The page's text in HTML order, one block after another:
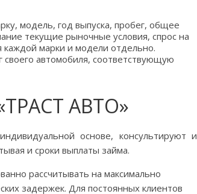
модель, год выпуска, пробег, общее
текущие рыночные условия, спрос на
каждой марки и модели отдельно.
автомобиля, соответствующую
АВТО»
основе, консультируют и
и сроки выплаты займа.
рассчитывать на максимально
задержек. Для постоянных клиентов